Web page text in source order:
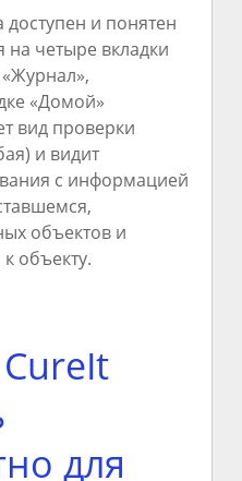
и понятен
на четыре вкладки
«Домой»
вид проверки
и видит
с информацией
объектов и
объекту.
для